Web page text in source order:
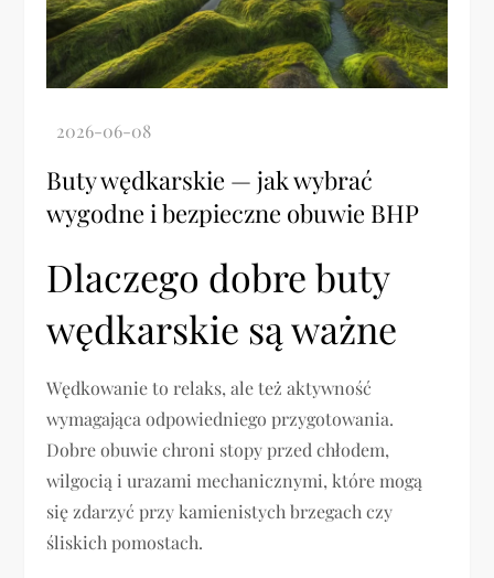
Buty wędkarskie — jak wybrać
wygodne i bezpieczne obuwie BHP
Dlaczego dobre buty
wędkarskie są ważne
Wędkowanie to relaks, ale też aktywność
wymagająca odpowiedniego przygotowania.
Dobre obuwie chroni stopy przed chłodem,
wilgocią i urazami mechanicznymi, które mogą
się zdarzyć przy kamienistych brzegach czy
śliskich pomostach.